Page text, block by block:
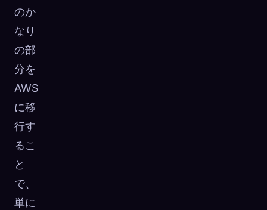
のか
なり
の部
分を
AWS
に移
行す
るこ
と
で、
単に